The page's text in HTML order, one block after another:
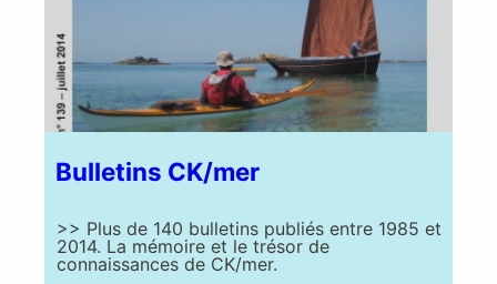
Bulletins CK/mer
>> Plus de 140 bulletins publiés entre 1985 et
2014. La mémoire et le trésor de
connaissances de CK/mer.